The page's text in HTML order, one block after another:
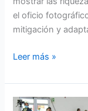
el oficio
mitigación y
Leer más »
Gobernación